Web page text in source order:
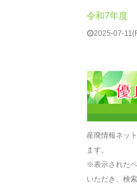
令和7年度
2025-07-
産廃情報ネッ
ます。
※表示された
いただき、検